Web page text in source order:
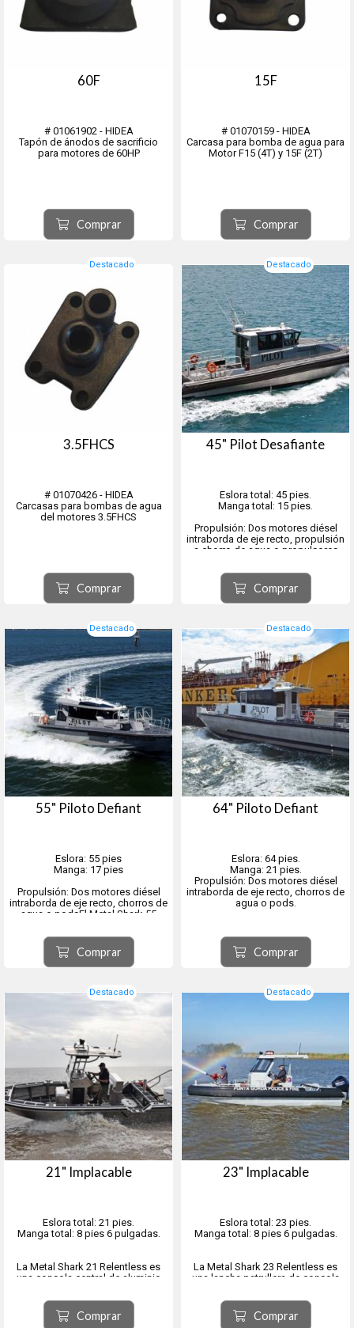
60F
# 01061902 - HIDEA
Tapón de ánodos de sacrificio
para motores de 60HP
Comprar
15F
# 01070159 - HIDEA
Carcasa para bomba de agua para
Motor F15 (4T) y 15F (2T)
Comprar
Destacado
3.5FHCS
# 01070426 - HIDEA
Carcasas para bombas de agua
del motores 3.5FHCS
Comprar
Destacado
45" Pilot Desafiante
Eslora total: 45 pies.
Manga total: 15 pies.
Propulsión: Dos motores diésel
intraborda de eje recto, propulsión
a chorro de agua o propulsores
El 45" Pilot Desafiante ofrece una
navegabilidad superior, mayor
autonomía y una gran capacidad
distr...
Comprar
Destacado
55" Piloto Defiant
Eslora: 55 pies
Manga: 17 pies
Propulsión: Dos motores diésel
intraborda de eje recto, chorros de
agua o podsEl Metal Shark 55
moderno de última generación
diseñado específicamente para
operaciones de pilotaje.
Representa la evolución más
Comprar
Destacado
64" Piloto Defiant
Eslora: 64 pies.
Manga: 21 pies.
Propulsión: Dos motores diésel
intraborda de eje recto, chorros de
agua o pods.
La Metal Shark 64 Defiant Pilot es
una embarcación monocasco de
aluminio soldado que combina la
reconocida forma de casco de la
una distribución e...
Comprar
Destacado
21" Implacable
Eslora total: 21 pies.
Manga total: 8 pies 6 pulgadas.
La Metal Shark 21 Relentless es
una consola central de aluminio
versátil y práctica, ideal para
misiones policiales, de seguridad
y de respuesta.
Comprar
Destacado
23" Implacable
Eslora total: 23 pies.
Manga total: 8 pies 6 pulgadas.
La Metal Shark 23 Relentless es
una lancha patrullera de consola
construida en aluminio soldado,
con una disposición moderna y
funcional para la tripulación,
Comprar